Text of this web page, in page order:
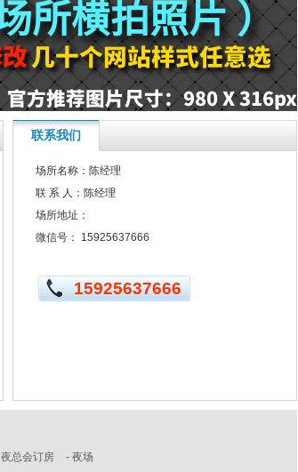
联系我们
场所名称：陈经理
联 系 人：陈经理
场所地址：
微信号： 15925637666
15925637666
夜总会订房 - 夜场